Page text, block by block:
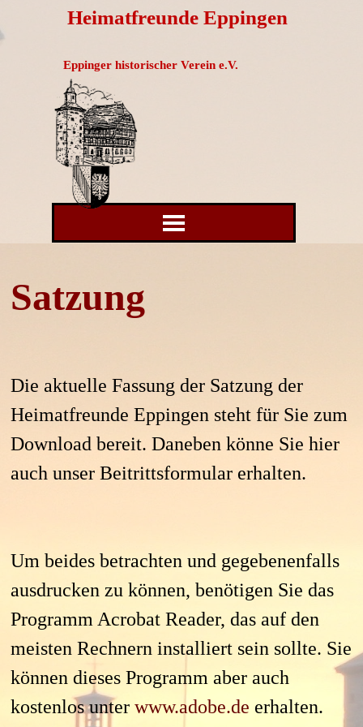
Heimatfreunde Eppingen
Eppinger historischer Verein e.V.
Menü überspringen
Satzung
Die aktuelle Fassung der Satzung der
Heimatfreunde Eppingen steht für Sie zum
Download bereit. Daneben könne Sie hier
auch unser Beitrittsformular erhalten.
Um beides betrachten und gegebenenfalls
ausdrucken zu können, benötigen Sie das
Programm Acrobat Reader, das auf den
meisten Rechnern installiert sein sollte. Sie
können dieses Programm aber auch
kostenlos unter www.adobe.de erhalten.